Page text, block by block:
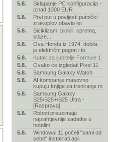
5.8.
Sklapanje PC konfiguracija -
iznad 1300 EUR
5.8.
Prvi put u povijesti putnički
zrakoplov obavio let
5.8.
Biciklizam, bicikli, oprema,
staze...
5.8.
Ova Honda iz 1974. dobila
je električni pogon i to
5.8.
Kutak za ljubitelje Formule 1
5.8.
Ovako će izgledati Pixel 11
5.8.
Samsung Galaxy Watch
5.8.
AI kompanije masovno
kupuju knjige za treniranje m
5.8.
Samsung Galaxy
S25/S25+/S25 Ultra -
[Rasprava]
5.8.
Roboti preuzimaju
najzahtjevnije zadatke u
hotelim
5.8.
Windowsi 11 počeli "sami od
sebe" instalirati apli